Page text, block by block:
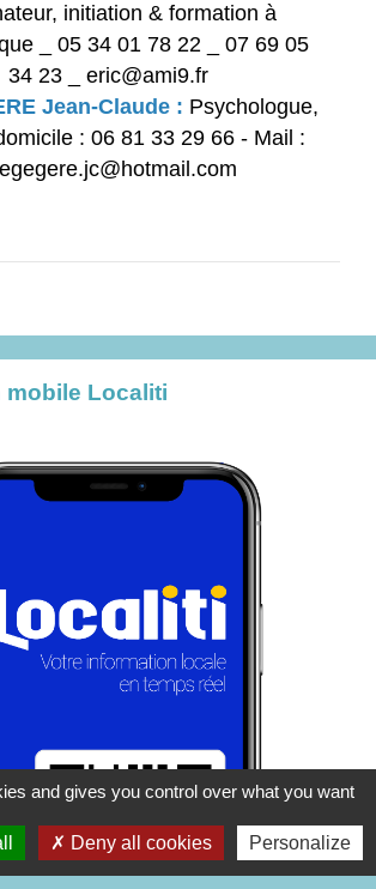
initiation & formation à
_ 05 34 01 78 22 _ 07 69 05
34 23 _ eric@ami9.fr
Jean-Claude : Psychologue,
: 06 81 33 29 66 - Mail :
Localiti
and gives you control over what you want
Deny all cookies Personalize